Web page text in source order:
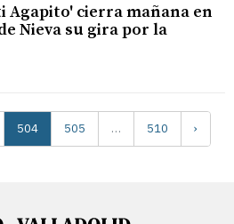
Agapito' cierra mañana en
Nieva su gira por la
504 505 … 510 ›